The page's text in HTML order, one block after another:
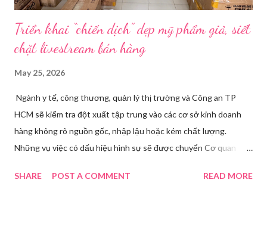
Triển khai “chiến dịch” dẹp mỹ phẩm giả, siết
chặt livestream bán hàng
May 25, 2026
Ngành y tế, công thương, quản lý thị trường và Công an TP
HCM sẽ kiểm tra đột xuất tập trung vào các cơ sở kinh doanh
hàng không rõ nguồn gốc, nhập lậu hoặc kém chất lượng.
Những vụ việc có dấu hiệu hình sự sẽ được chuyển Cơ quan
Hoài Nam đã ký ban hành Kế hoạch số 4316/KH-SYT về việc
SHARE POST A COMMENT READ MORE